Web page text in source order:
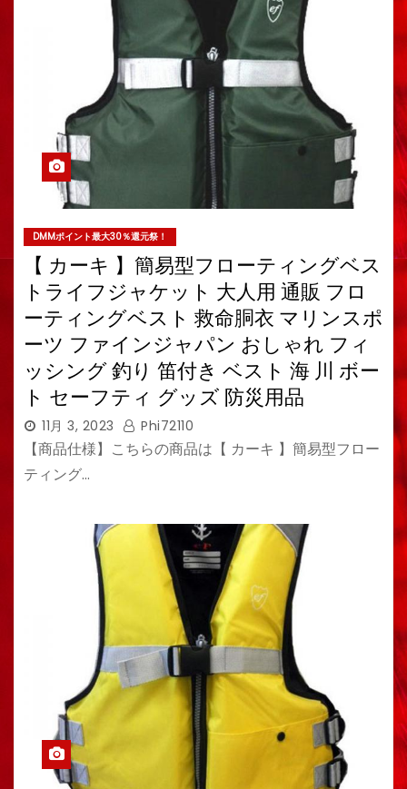
DMMポイント最大30％還元祭！
【 カーキ 】簡易型フローティングベス
トライフジャケット 大人用 通販 フロ
ーティングベスト 救命胴衣 マリンスポ
ーツ ファインジャパン おしゃれ フィ
ッシング 釣り 笛付き ベスト 海 川 ボー
ト セーフティ グッズ 防災用品
11月 3, 2023 Phi72110
【商品仕様】こちらの商品は【 カーキ 】簡易型フロー
ティング…